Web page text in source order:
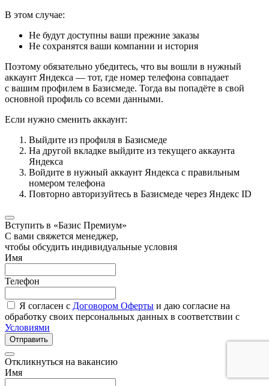
В этом случае:
Не будут доступны ваши прежние заказы
Не сохранятся ваши компании и история
Поэтому обязательно убедитесь, что вы вошли в нужный
аккаунт Яндекса — тот, где номер телефона совпадает
с вашим профилем в Базисмеде. Тогда вы попадёте в свой
основной профиль со всеми данными.
Если нужно сменить аккаунт:
Выйдите из профиля в Базисмеде
На другой вкладке выйдите из текущего аккаунта
Яндекса
Войдите в нужный аккаунт Яндекса с правильным
номером телефона
Повторно авторизуйтесь в Базисмеде через Яндекс ID
Вступить в «Базис Премиум»
С вами свяжется менеджер,
чтобы обсудить индивидуальные условия
Имя
Телефон
Я согласен с Договором Оферты и даю согласие на
обработку своих персональных данных в соответствии с
Условиями
Отправить
Откликнуться на вакансию
Имя